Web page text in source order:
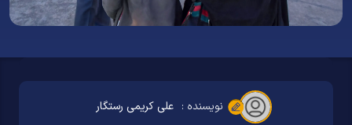
نویسنده : علی کریمی رستگار